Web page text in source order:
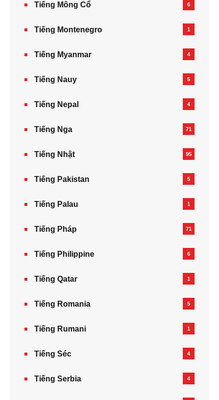
Tiếng Mông Cổ 6
Tiếng Montenegro 1
Tiếng Myanmar 4
Tiếng Nauy 5
Tiếng Nepal‎ 4
Tiếng Nga 71
Tiếng Nhật 95
Tiếng Pakistan 5
Tiếng Palau 1
Tiếng Pháp 71
Tiếng Philippine 6
Tiếng Qatar 1
Tiếng Romania 5
Tiếng Rumani 1
Tiếng Séc 4
Tiếng Serbia 4